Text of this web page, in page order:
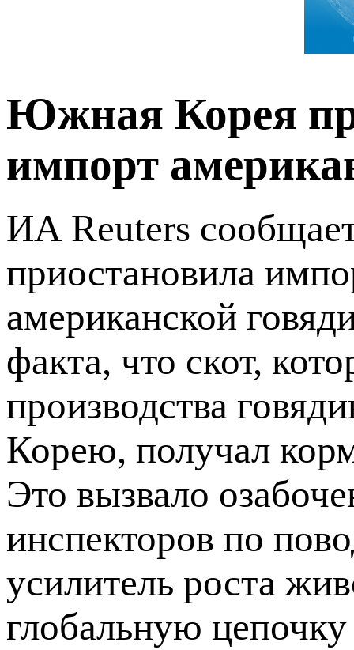
Южная Корея
импорт
ИА Reuters
приостановила
американской
факта, что скот,
производства
Корею, получал
Это вызвало
инспекторов по
усилитель роста
глобальную